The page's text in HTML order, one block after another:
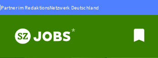
Partner im RedaktionsNetzwerk Deutschland